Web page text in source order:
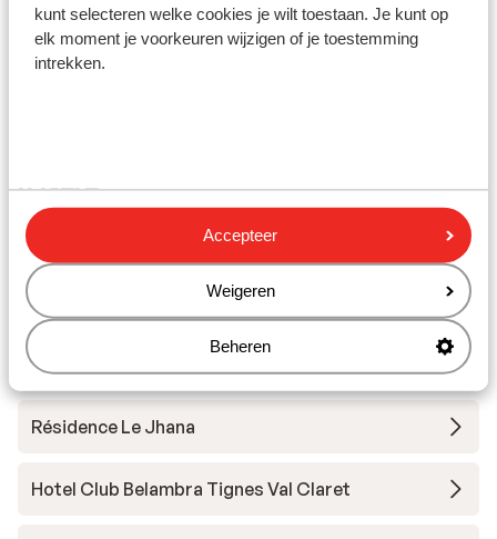
kunt selecteren welke cookies je wilt toestaan. Je kunt op
elk moment je voorkeuren wijzigen of je toestemming
intrekken.
Accepteer
Weigeren
Beheren
Skilessen
d'Isère
Chalet Skadi - extra ingekocht
Résidence Le Taos
Résidence Le Jhana
Hotel Club Belambra Tignes Val Claret